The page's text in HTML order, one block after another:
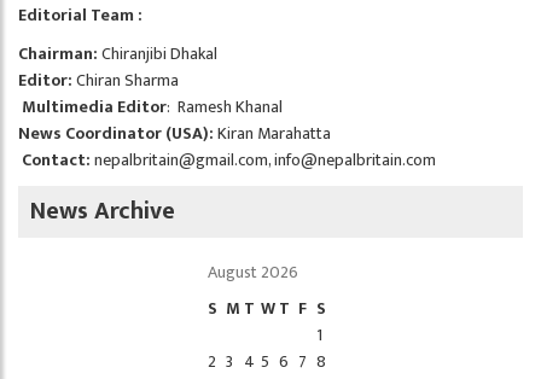
Editorial Team :
Chairman:Chiranjibi Dhakal
Editor:Chiran Sharma
Multimedia Editor: Ramesh Khanal
News Coordinator (USA):Kiran Marahatta
Contact:nepalbritain@gmail.com,info@nepalbritain.com
News Archive
August 2026
S M T WT F S
1
2 3 4 5 6 7 8